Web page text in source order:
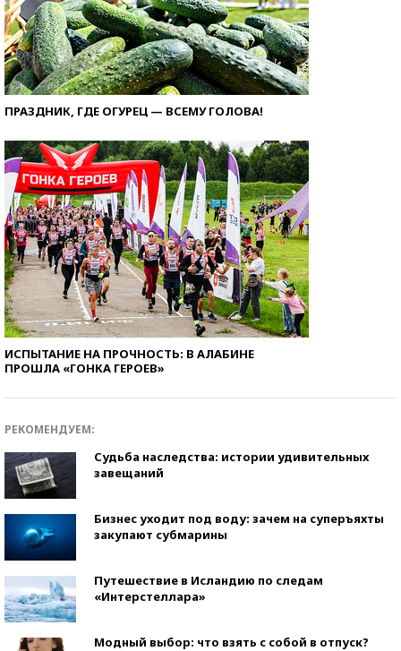
ПРАЗДНИК, ГДЕ ОГУРЕЦ — ВСЕМУ ГОЛОВА!
ИСПЫТАНИЕ НА ПРОЧНОСТЬ: В АЛАБИНЕ
ПРОШЛА «ГОНКА ГЕРОЕВ»
РЕКОМЕНДУЕМ:
Судьба наследства: истории удивительных
завещаний
Бизнес уходит под воду: зачем на суперъяхты
закупают субмарины
Путешествие в Исландию по следам
«Интерстеллара»
Модный выбор: что взять с собой в отпуск?